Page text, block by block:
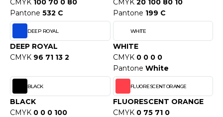
UND JACKEN
COOL
HOODS
CMYK 100 70 0 80
Pantone 532 C
CMYK 20 100 80 10
Pantone 199 C
DEEP ROYAL
DEEP ROYAL
CMYK 96 71 13 2
WHITE
WHITE
CMYK 0 0 0 0
Pantone White
BLACK
BLACK
CMYK 0 0 0 100
FLUORESCENT ORANGE
FLUORESCENT ORANGE
CMYK 0 75 71 0